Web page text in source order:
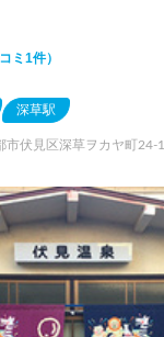
ミ1件）
深草駅
市伏見区深草ヲカヤ町24-1